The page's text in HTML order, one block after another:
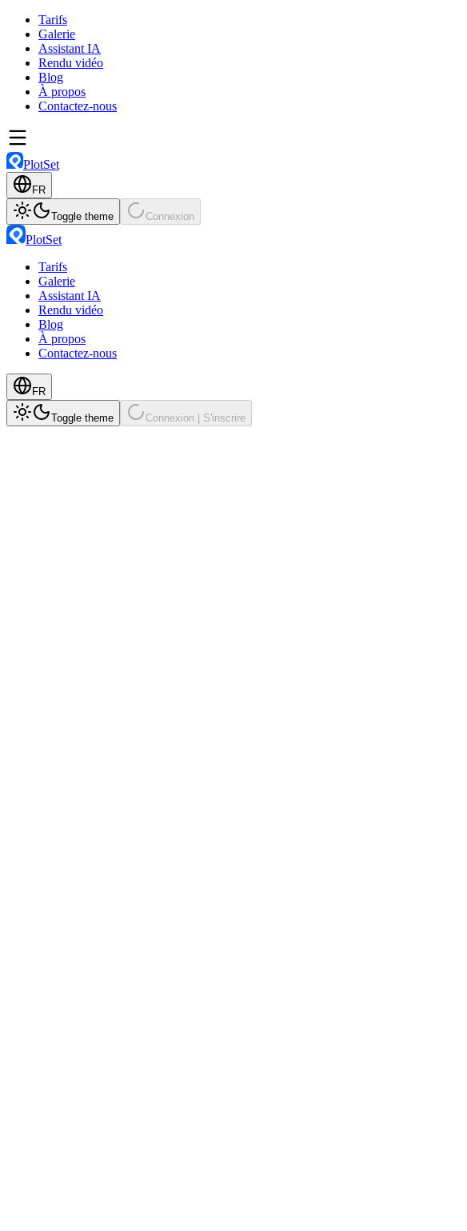
Tarifs
Galerie
Assistant IA
Rendu vidéo
Blog
À propos
Contactez-nous
PlotSet
FR
Toggle theme Connexion
PlotSet
Tarifs
Galerie
Assistant IA
Rendu vidéo
Blog
À propos
Contactez-nous
FR
Toggle theme Connexion | S'inscrire